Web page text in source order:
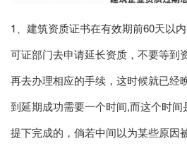
1、建筑资质证书在有效期前60天以
可证部门去申请延长资质，不要等到
再去办理相应的手续，这时候就已经
到延期成功需要一个时间,而这个时
提下完成的，倘若中间以为某些原因